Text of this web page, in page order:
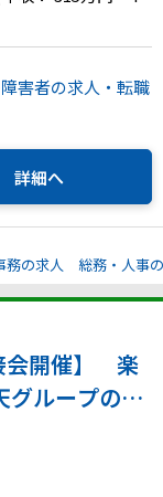
害者の求人・転職
詳細へ
務の求人 総務・人事
会開催】 楽
グループの特
チャレンジ